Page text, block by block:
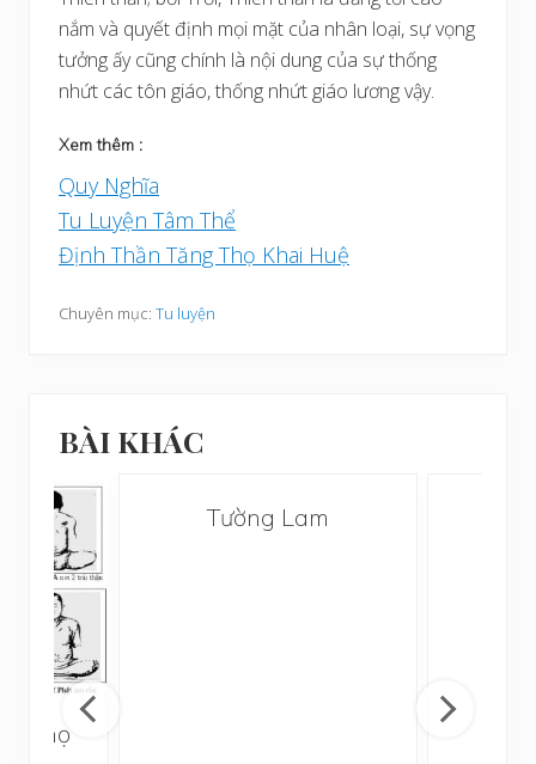
nắm và quyết định mọi mặt của nhân loại, sự vọng
tưởng ấy cũng chính là nội dung của sự thống
nhứt các tôn giáo, thống nhứt giáo lương vậy.
Xem thêm :
Quy Nghĩa
Tu Luyện Tâm Thể
Định Thần Tăng Thọ Khai Huệ
Chuyên mục: Tu luyện
BÀI KHÁC
Thọ
Tường Lam